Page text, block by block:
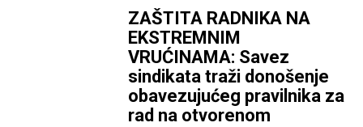
ZAŠTITA RADNIKA NA
EKSTREMNIM
VRUĆINAMA: Savez
sindikata traži donošenje
obavezujućeg pravilnika za
rad na otvorenom